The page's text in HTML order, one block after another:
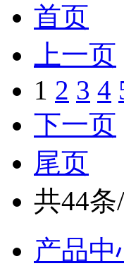
首页
上一页
1 2 3 4
下一页
尾页
共44
产品中